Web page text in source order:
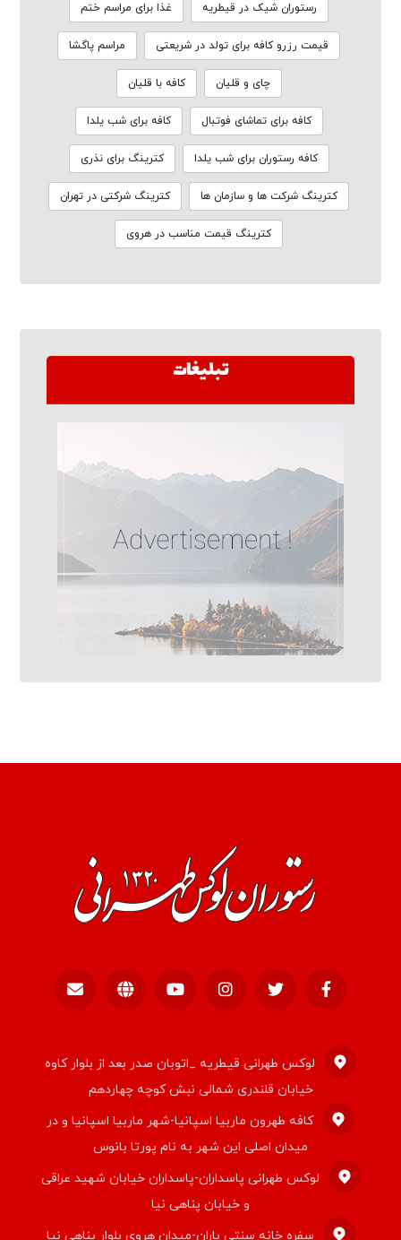
رستوران شیک در قیطریه غذا برای مراسم ختم
قیمت رزرو کافه برای تولد در شریعتی مراسم پاگشا
چای و قلیان کافه با قلیان
کافه برای تماشای فوتبال کافه برای شب یلدا
کافه رستوران برای شب یلدا کترینگ برای نذری
کترینگ شرکت ها و سازمان ها کترینگ شرکتی در تهران
کترینگ قیمت مناسب در هروی
تبلیغات
لوکس طهرانی قیطریه _اتوبان صدر بعد از بلوار کاوه
خیابان قلندری شمالی نبش کوچه چهاردهم
کافه طهرون ماربیا اسپانیا-شهر ماربیا اسپانیا و در
میدان اصلی این شهر به نام پورتا بانوس
لوکس طهرانی پاسداران-پاسداران خیابان شهید عراقی
و خیابان پناهی نیا
سفره خانه سنتی باران-میدان هروی بلوار پناهی نیا